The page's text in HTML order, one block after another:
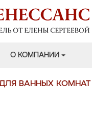
О КОМПАНИИ
ВАННЫХ КОМНАТ